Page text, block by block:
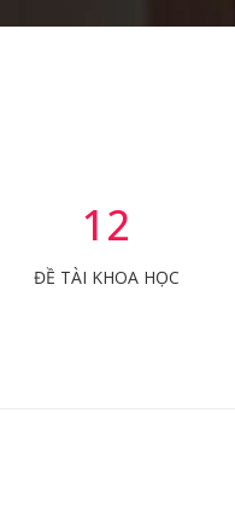
12
ĐỀ TÀI KHOA HỌC